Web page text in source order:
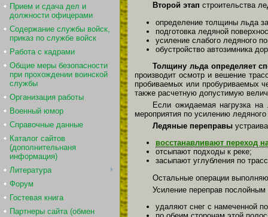
Прием и сдача дел и
должности офицерами
Содержание службы войск,
приказ по службе войск
Работа с кадрами
Общие меры безопасности
при прохождении воинской
службы
Организация работы
Военный юмор
Справочные данные
Каталог сайтов
(дополнительнаня
информация)
Литература
Форум
Гостевая книга
Партнеры сайта (обмен
Второй этап строительства
определение толщины льда
подготовка ледяной
усиление слабого ледяного
обустройство автозимника
Толщину льда определяет
производит осмотр и вешение
пробиваемых или пробуриваемых
также расчетную допустимую
Если ожидаемая нагрузка
мероприятия по усилению ледяного
Ледяные переправы
восстанавливают переход
отсыпают подходы к реке;
засыпают углубления по
Остальные операции
Усиление переправ
удаляют снег с намеченной